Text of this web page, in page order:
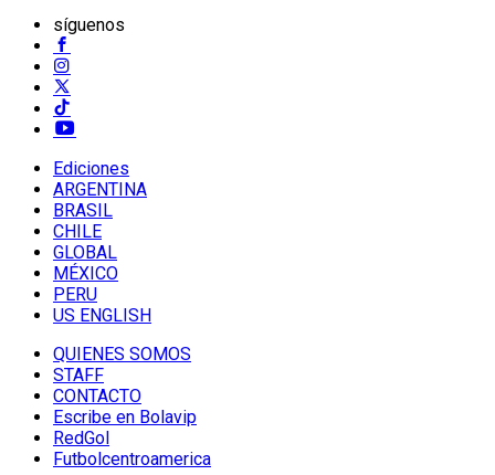
síguenos
Ediciones
ARGENTINA
BRASIL
CHILE
GLOBAL
MÉXICO
PERU
US ENGLISH
QUIENES SOMOS
STAFF
CONTACTO
Escribe en Bolavip
RedGol
Futbolcentroamerica